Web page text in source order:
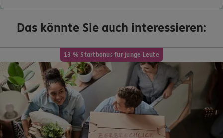
Das könnte Sie auch interessieren:
13 % Startbonus für junge Leute